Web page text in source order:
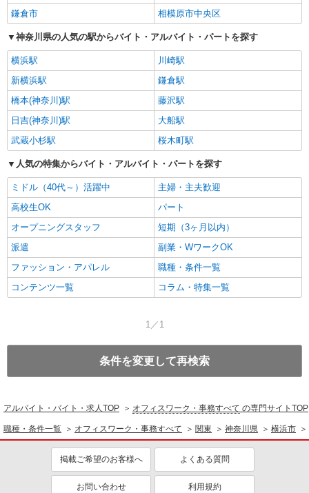
鎌倉市
相模原市中央区
神奈川県の人気の駅からバイト・アルバイト・パートを探す
横浜駅
川崎駅
新横浜駅
鎌倉駅
橋本(神奈川)駅
藤沢駅
日吉(神奈川)駅
大船駅
武蔵小杉駅
桜木町駅
人気の特集からバイト・アルバイト・パートを探す
ミドル（40代～）活躍中
主婦・主夫歓迎
高校生OK
パート
オープニングスタッフ
短期（3ヶ月以内）
派遣
副業・WワークOK
ファッション・アパレル
職種・条件一覧
コンテンツ一覧
コラム・特集一覧
1／1
条件を変更して再検索
アルバイト・バイト・求人TOP オフィスワーク・事務すべて の専門サイトTOP
職種・条件一覧 オフィスワーク・事務すべて 関東 神奈川県 横浜市
掲載ご希望のお客様へ よくある質問
お問い合わせ 利用規約